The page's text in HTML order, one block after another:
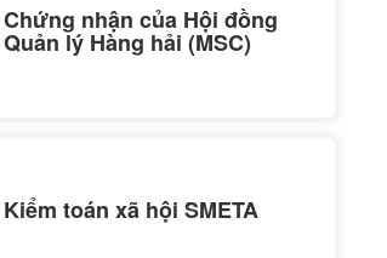
Chứng nhận của Hội đồng
Quản lý Hàng hải (MSC)
Kiểm toán xã hội SMETA